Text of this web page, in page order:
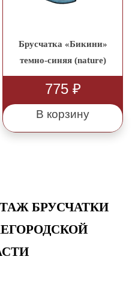
Брусчатка «Бикини»
темно-синяя (nature)
775 ₽
В корзину
БРУСЧАТКИ